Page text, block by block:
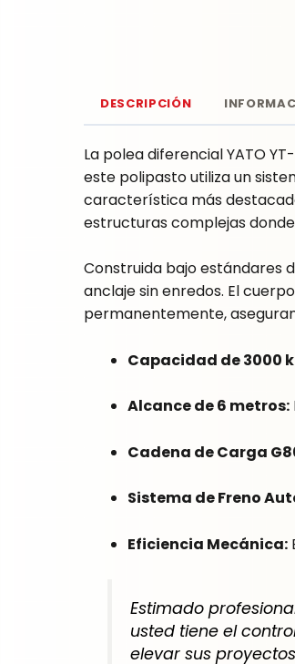
DESCRIPCIÓN
La polea diferencial YATO
este polipasto utiliza un
característica más
estructuras complejas
Construida bajo estándares
anclaje sin enredos. El
permanentemente,
Capacidad de 3000
Alcance de 6 metros:
Cadena de Carga
Sistema de Freno
Eficiencia Mecánica:
Estimado
usted tiene el
elevar sus